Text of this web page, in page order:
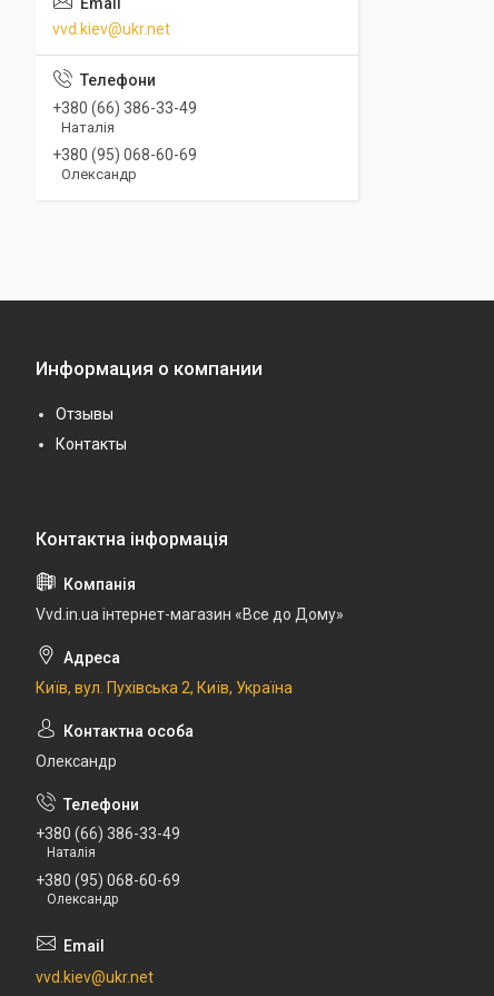
vvd.kiev@ukr.net
+380 (66) 386-33-49
Наталія
+380 (95) 068-60-69
Олександр
Информация о компании
Отзывы
Контакты
Vvd.in.ua інтернет-магазин «Все до Дому»
Київ, вул. Пухівська 2, Київ, Україна
Олександр
+380 (66) 386-33-49
Наталія
+380 (95) 068-60-69
Олександр
vvd.kiev@ukr.net